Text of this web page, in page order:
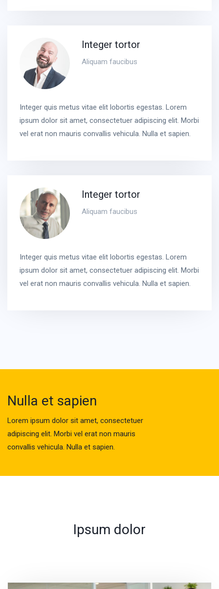
Integer tortor
Aliquam faucibus
Integer quis metus vitae elit lobortis egestas. Lorem
ipsum dolor sit amet, consectetuer adipiscing elit. Morbi
vel erat non mauris convallis vehicula. Nulla et sapien.
Integer tortor
Aliquam faucibus
Integer quis metus vitae elit lobortis egestas. Lorem
ipsum dolor sit amet, consectetuer adipiscing elit. Morbi
vel erat non mauris convallis vehicula. Nulla et sapien.
Nulla et sapien
Lorem ipsum dolor sit amet, consectetuer
adipiscing elit. Morbi vel erat non mauris
convallis vehicula. Nulla et sapien.
Ipsum dolor